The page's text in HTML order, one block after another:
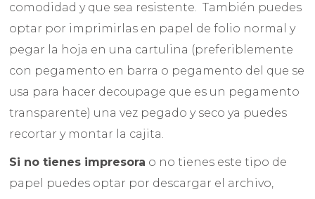
comodidad y que sea resistente. También puedes
optar por imprimirlas en papel de folio normal y
pegar la hoja en una cartulina (preferiblemente
con pegamento en barra o pegamento del que se
usa para hacer decoupage que es un pegamento
transparente) una vez pegado y seco ya puedes
recortar y montar la cajita.
Si no tienes impresora o no tienes este tipo de
papel puedes optar por descargar el archivo,